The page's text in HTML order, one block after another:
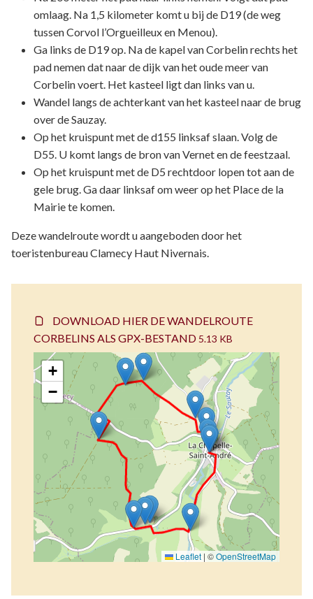
omlaag. Na 1,5 kilometer komt u bij de D19 (de weg
tussen Corvol l’Orgueilleux en Menou).
Ga links de D19 op. Na de kapel van Corbelin rechts het
pad nemen dat naar de dijk van het oude meer van
Corbelin voert. Het kasteel ligt dan links van u.
Wandel langs de achterkant van het kasteel naar de brug
over de Sauzay.
Op het kruispunt met de d155 linksaf slaan. Volg de
D55. U komt langs de bron van Vernet en de feestzaal.
Op het kruispunt met de D5 rechtdoor lopen tot aan de
gele brug. Ga daar linksaf om weer op het Place de la
Mairie te komen.
Deze wandelroute wordt u aangeboden door het
toeristenbureau Clamecy Haut Nivernais.
DOWNLOAD HIER DE WANDELROUTE
CORBELINS ALS GPX-BESTAND 5.13 KB
+
−
Leaflet | ©OpenStreetMap